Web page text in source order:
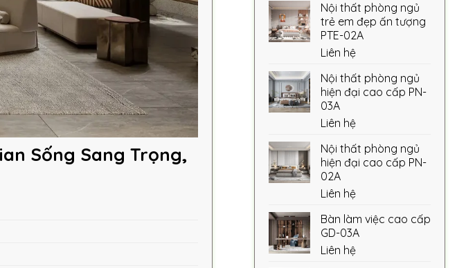
Sống Sang Trọng,
Nội thất phòng ngủ
trẻ em đẹp ấn tượng
PTE-02A
Liên hệ
Nội thất phòng ngủ
hiện đại cao cấp PN-
03A
Liên hệ
Nội thất phòng ngủ
hiện đại cao cấp PN-
02A
Liên hệ
Bàn làm việc cao cấp
GD-03A
Liên hệ